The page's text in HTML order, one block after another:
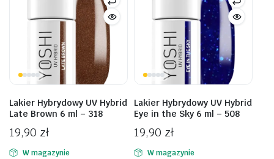
Lakier Hybrydowy UV Hybrid
Late Brown 6 ml – 318
19,90 zł
W magazynie
Lakier Hybrydowy UV Hybrid
Eye in the Sky 6 ml – 508
19,90 zł
W magazynie